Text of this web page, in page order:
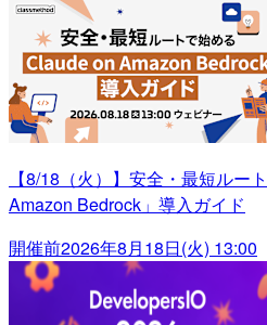
【8/18（火）】安全・最短ルー
Amazon Bedrock」導入ガイド
開催前2026年8月18日(火) 13:00